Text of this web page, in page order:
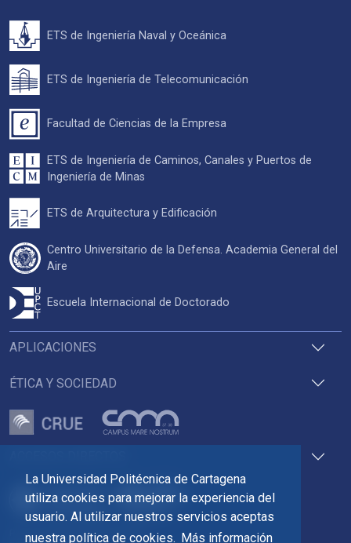
La Universidad Politécnica de Cartagena
utiliza cookies para mejorar la experiencia del
usuario. Al utilizar nuestros servicios aceptas
nuestra política de cookies. Más información
Pza. del Cronista Isidoro Valverde
APLICACIONES
ÉTICA Y SOCIEDAD
ETS de Ingeniería Naval y Oceánica
ETS de Ingeniería de Telecomunicación
Facultad de Ciencias de la Empresa
ETS de Ingeniería de Caminos, Canales y Puertos de
Ingeniería de Minas
ETS de Arquitectura y Edificación
Centro Universitario de la Defensa. Academia General del
Aire
Escuela Internacional de Doctorado